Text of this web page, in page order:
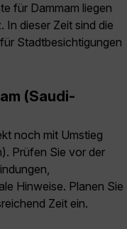
für Dammam liegen
dieser Zeit sind die
Stadtbesichtigungen
(Saudi-
noch mit Umstieg
Prüfen Sie vor der
Hinweise. Planen Sie
Zeit ein.